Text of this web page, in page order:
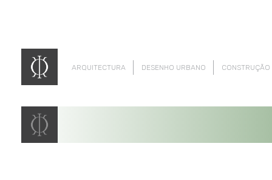
ARQUITECTURA DESENHO URBANO CONSTRUÇÃO